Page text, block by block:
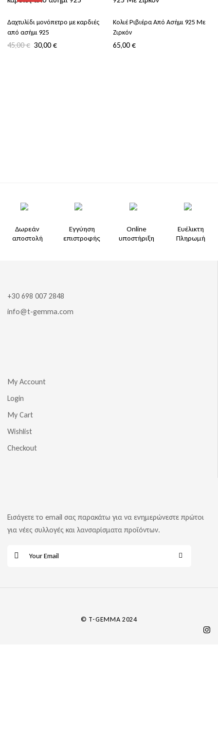
Δαχτυλίδι μονόπετρο με καρδιές
από ασήμι 925
45,00€ 30,00€
Κολιέ Ριβιέρα Από Ασήμι 925 Με
Ζιρκόν
65,00€
Δωρεάν
αποστολή
Εγγύηση
επιστροφής
Online
υποστήριξη
Ευέλικτη
Πληρωμή
+30 698 007 2848
info@t-gemma.com
My Account
Login
My Cart
Wishlist
Checkout
Εισάγετε το email σας παρακάτω για να ενημερώνεστε πρώτοι
για νέες συλλογές και λανσαρίσματα προϊόντων.
© T-GEMMA 2024